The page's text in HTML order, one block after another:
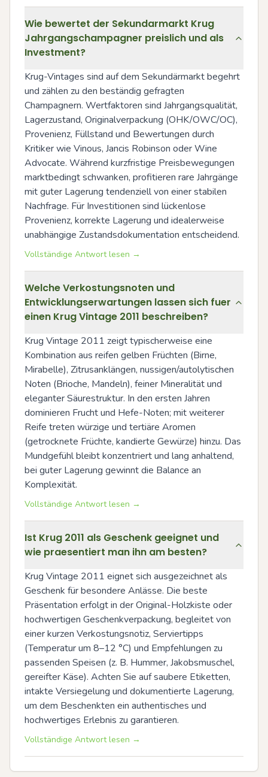
Wie bewertet der Sekundarmarkt Krug
Jahrgangschampagner preislich und als
Investment?
Krug-Vintages sind auf dem Sekundärmarkt begehrt
und zählen zu den beständig gefragten
Champagnern. Wertfaktoren sind Jahrgangsqualität,
Lagerzustand, Originalverpackung (OHK/OWC/OC),
Provenienz, Füllstand und Bewertungen durch
Kritiker wie Vinous, Jancis Robinson oder Wine
Advocate. Während kurzfristige Preisbewegungen
marktbedingt schwanken, profitieren rare Jahrgänge
mit guter Lagerung tendenziell von einer stabilen
Nachfrage. Für Investitionen sind lückenlose
Provenienz, korrekte Lagerung und idealerweise
unabhängige Zustandsdokumentation entscheidend.
Vollständige Antwort lesen →
Welche Verkostungsnoten und
Entwicklungserwartungen lassen sich fuer
einen Krug Vintage 2011 beschreiben?
Krug Vintage 2011 zeigt typischerweise eine
Kombination aus reifen gelben Früchten (Birne,
Mirabelle), Zitrusanklängen, nussigen/autolytischen
Noten (Brioche, Mandeln), feiner Mineralität und
eleganter Säurestruktur. In den ersten Jahren
dominieren Frucht und Hefe-Noten; mit weiterer
Reife treten würzige und tertiäre Aromen
(getrocknete Früchte, kandierte Gewürze) hinzu. Das
Mundgefühl bleibt konzentriert und lang anhaltend,
bei guter Lagerung gewinnt die Balance an
Komplexität.
Vollständige Antwort lesen →
Ist Krug 2011 als Geschenk geeignet und
wie praesentiert man ihn am besten?
Krug Vintage 2011 eignet sich ausgezeichnet als
Geschenk für besondere Anlässe. Die beste
Präsentation erfolgt in der Original-Holzkiste oder
hochwertigen Geschenkverpackung, begleitet von
einer kurzen Verkostungsnotiz, Serviertipps
(Temperatur um 8–12 °C) und Empfehlungen zu
passenden Speisen (z. B. Hummer, Jakobsmuschel,
gereifter Käse). Achten Sie auf saubere Etiketten,
intakte Versiegelung und dokumentierte Lagerung,
um dem Beschenkten ein authentisches und
hochwertiges Erlebnis zu garantieren.
Vollständige Antwort lesen →